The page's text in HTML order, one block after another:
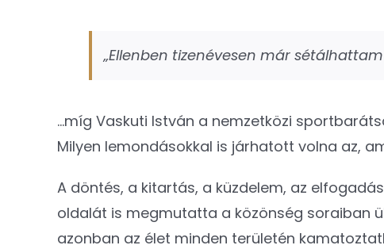
„Ellenben tizenévesen már
…míg Vaskuti István a nemzetközi
Milyen lemondásokkal is járhatott volna az,
A döntés, a kitartás, a küzdelem, az
oldalát is megmutatta a közönség soraiban
azonban az élet minden területén